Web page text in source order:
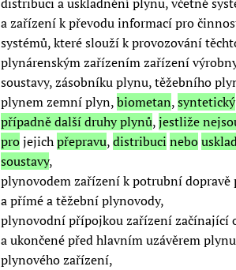
a zařízení k převodu informací pro
systémů, které slouží k provozování
plynárenským zařízením zařízení
soustavy, zásobníku plynu, těžebního
plynem zemní plyn,biometan,syntetický
případně další druhy plynů,jestliže
projejichpřepravu,distribuci nebo
soustavy,
plynovodem zařízení k potrubní
a přímé a těžební plynovody,
plynovodní přípojkou zařízení začínající
a ukončené před hlavním uzávěrem
plynového zařízení,